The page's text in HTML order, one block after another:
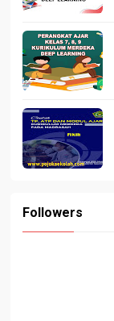
Followers